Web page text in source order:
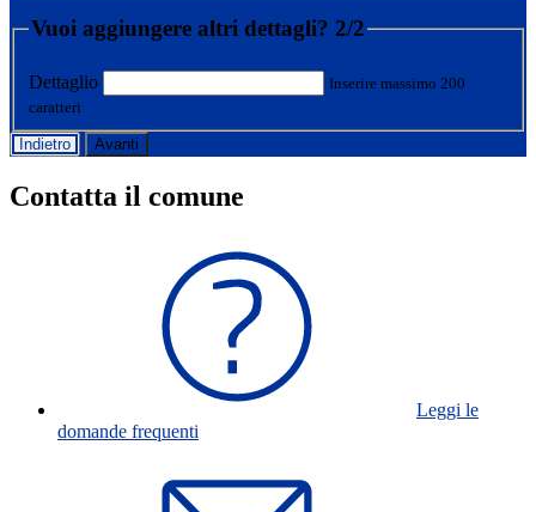
Vuoi aggiungere altri dettagli? 2/2
Dettaglio
Inserire massimo 200
caratteri
Indietro Avanti
Contatta il comune
Leggi le
domande frequenti